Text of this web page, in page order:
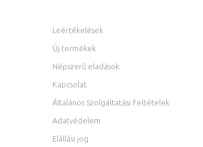
Leértékelések
Új termékek
Népszerű eladások
Kapcsolat
Általános Szolgáltatási Feltételek
Adatvédelem
Elállási jog